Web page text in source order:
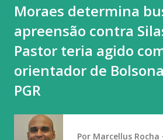
suspendeu todas as visitas a
equipe médica e de advogados. A
do descumprimento das condições
afirmou ministro. A proibição das
senador Flávio Bolsonaro (PL-RJ),
nas eleições deste ano, ter publicado
Moraes determina
apreensão contra
Pastor teria agido
orientador de
PGR
Por Marcellus Rocha